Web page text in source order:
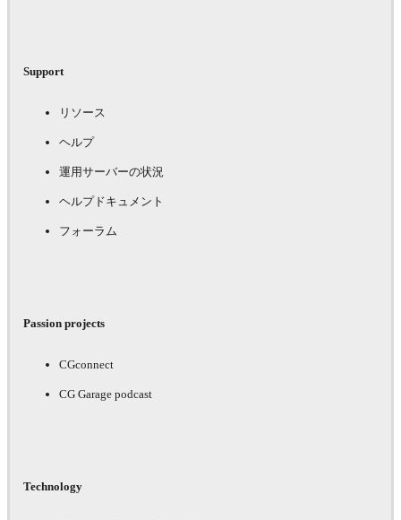
Support
リソース
ヘルプ
運用サーバーの状況
ヘルプドキュメント
フォーラム
Passion projects
CGconnect
CG Garage podcast
Technology